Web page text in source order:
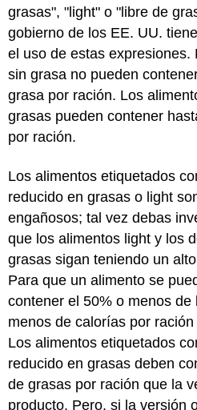
grasas", "light" o "libre de
gobierno de los EE. UU.
el uso de estas expresiones.
sin grasa no pueden
grasa por ración. Los
grasas pueden contener
por ración.
Los alimentos etiquetados
reducido en grasas o light
engañosos; tal vez debas
que los alimentos light y los
grasas sigan teniendo un
Para que un alimento se
contener el 50% o menos
menos de calorías por
Los alimentos etiquetados
reducido en grasas deben
de grasas por ración que la
producto. Pero, si la versión